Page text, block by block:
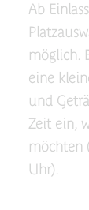
Ab
möglich.
eine
und
Zeit ein,
möchten
Uhr).